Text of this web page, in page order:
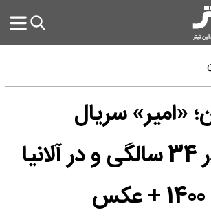
«امیر» سریال
دلدادگان در 34 سالگی و در آلانیا